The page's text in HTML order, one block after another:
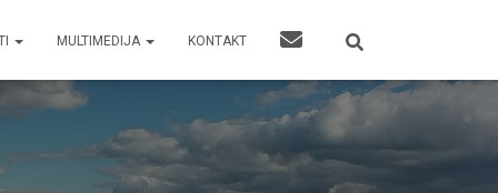
MULTIMEDIJA KONTAKT